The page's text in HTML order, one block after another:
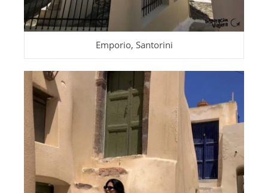
Emporio, Santorini